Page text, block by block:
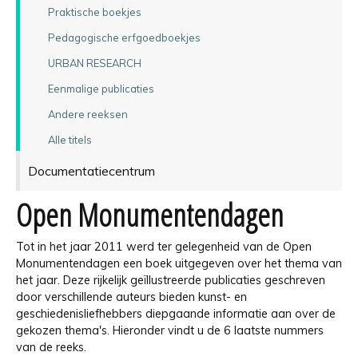
Praktische boekjes
Pedagogische erfgoedboekjes
URBAN RESEARCH
Eenmalige publicaties
Andere reeksen
Alle titels
Documentatiecentrum
Open Monumentendagen
Tot in het jaar 2011 werd ter gelegenheid van de Open
Monumentendagen een boek uitgegeven over het thema van
het jaar. Deze rijkelijk geïllustreerde publicaties geschreven
door verschillende auteurs bieden kunst- en
geschiedenisliefhebbers diepgaande informatie aan over de
gekozen thema's. Hieronder vindt u de 6 laatste nummers
van de reeks.